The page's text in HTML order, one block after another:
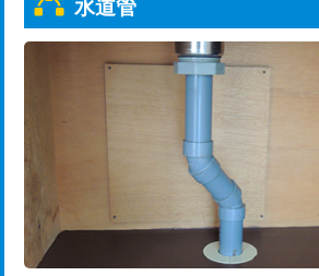
管・ポリ管・HT管使用/3ｍまで)
給水管工事※（ライニング鋼管・銅
管・ポリ管・HT管使用/3ｍ超え)
排水管工事（土の掘削・埋め戻し作
排水管工事（排水管工事/3ｍまで）
排水管工事（追加 排水管工事/3ｍ超
トーラー機使用/3mまで
追加トーラー機使用/3m超え
止水・漏水調査・防水処理・清掃・修
理・調整・分解・加工など（軽作業）
止水・漏水調査・防水処理・清掃・修
水道管